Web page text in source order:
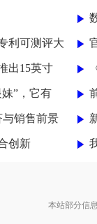
利可测评大
出15英寸
”，它有
与销售前景
创新
本站部分信